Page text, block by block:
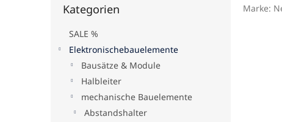
überspringen
Kategorien
SALE %
Elektronischebauelemente
Bausätze & Module
Halbleiter
mechanische Bauelemente
Abstandshalter
Marke: